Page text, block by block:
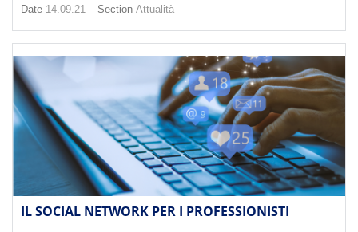
Date 14.09.21 Section Attualità
IL SOCIAL NETWORK PER I PROFESSIONISTI